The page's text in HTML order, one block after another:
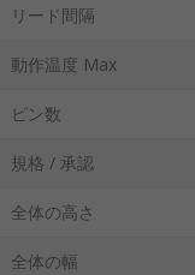
リード間隔
動作温度 Max
ピン数
規格 / 承認
全体の高さ
全体の幅